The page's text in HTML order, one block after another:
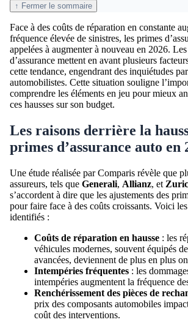
↑ Fermer le sommaire
Face à des coûts de réparation en constante
fréquence élevée de sinistres, les primes
appelées à augmenter à nouveau en 2026.
d’assurance mettent en avant plusieurs
cette tendance, engendrant des inquiétudes
automobilistes. Cette situation souligne
comprendre les éléments en jeu pour mieux
ces hausses sur son budget.
Les raisons derrière la
primes d’assurance auto en
Une étude réalisée par Comparis révèle que
assureurs, tels que Generali, Allianz, et
s’accordent à dire que les ajustements des
pour faire face à des coûts croissants. Voici
identifiés :
Coûts de réparation en hausse : les
véhicules modernes, souvent équipés
avancées, deviennent de plus en plus
Intempéries fréquentes : les
intempéries augmentent la fréquence
Renchérissement des pièces de
prix des composants automobiles
coût des interventions.